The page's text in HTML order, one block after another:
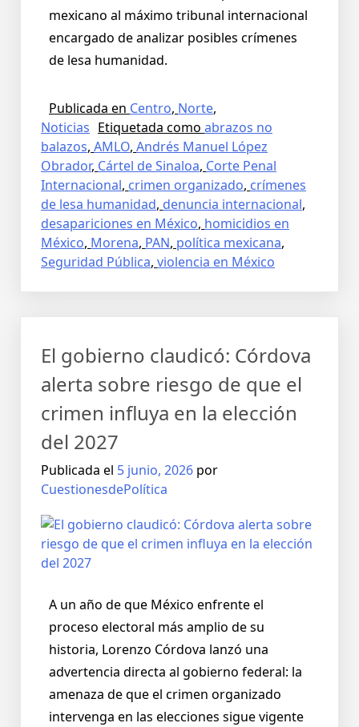
mexicano al máximo tribunal internacional
encargado de analizar posibles crímenes
de lesa humanidad.
Publicada en Centro, Norte,
Noticias Etiquetada como abrazos no
balazos, AMLO, Andrés Manuel López
Obrador, Cártel de Sinaloa, Corte Penal
Internacional, crimen organizado, crímenes
de lesa humanidad, denuncia internacional,
desapariciones en México, homicidios en
México, Morena, PAN, política mexicana,
Seguridad Pública, violencia en México
El gobierno claudicó: Córdova
alerta sobre riesgo de que el
crimen influya en la elección
del 2027
Publicada el 5 junio, 2026 por
CuestionesdePolítica
A un año de que México enfrente el
proceso electoral más amplio de su
historia, Lorenzo Córdova lanzó una
advertencia directa al gobierno federal: la
amenaza de que el crimen organizado
intervenga en las elecciones sigue vigente